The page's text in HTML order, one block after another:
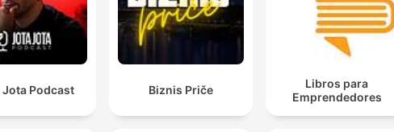
Podcast Biznis Priče
Libros para
Emprendedores